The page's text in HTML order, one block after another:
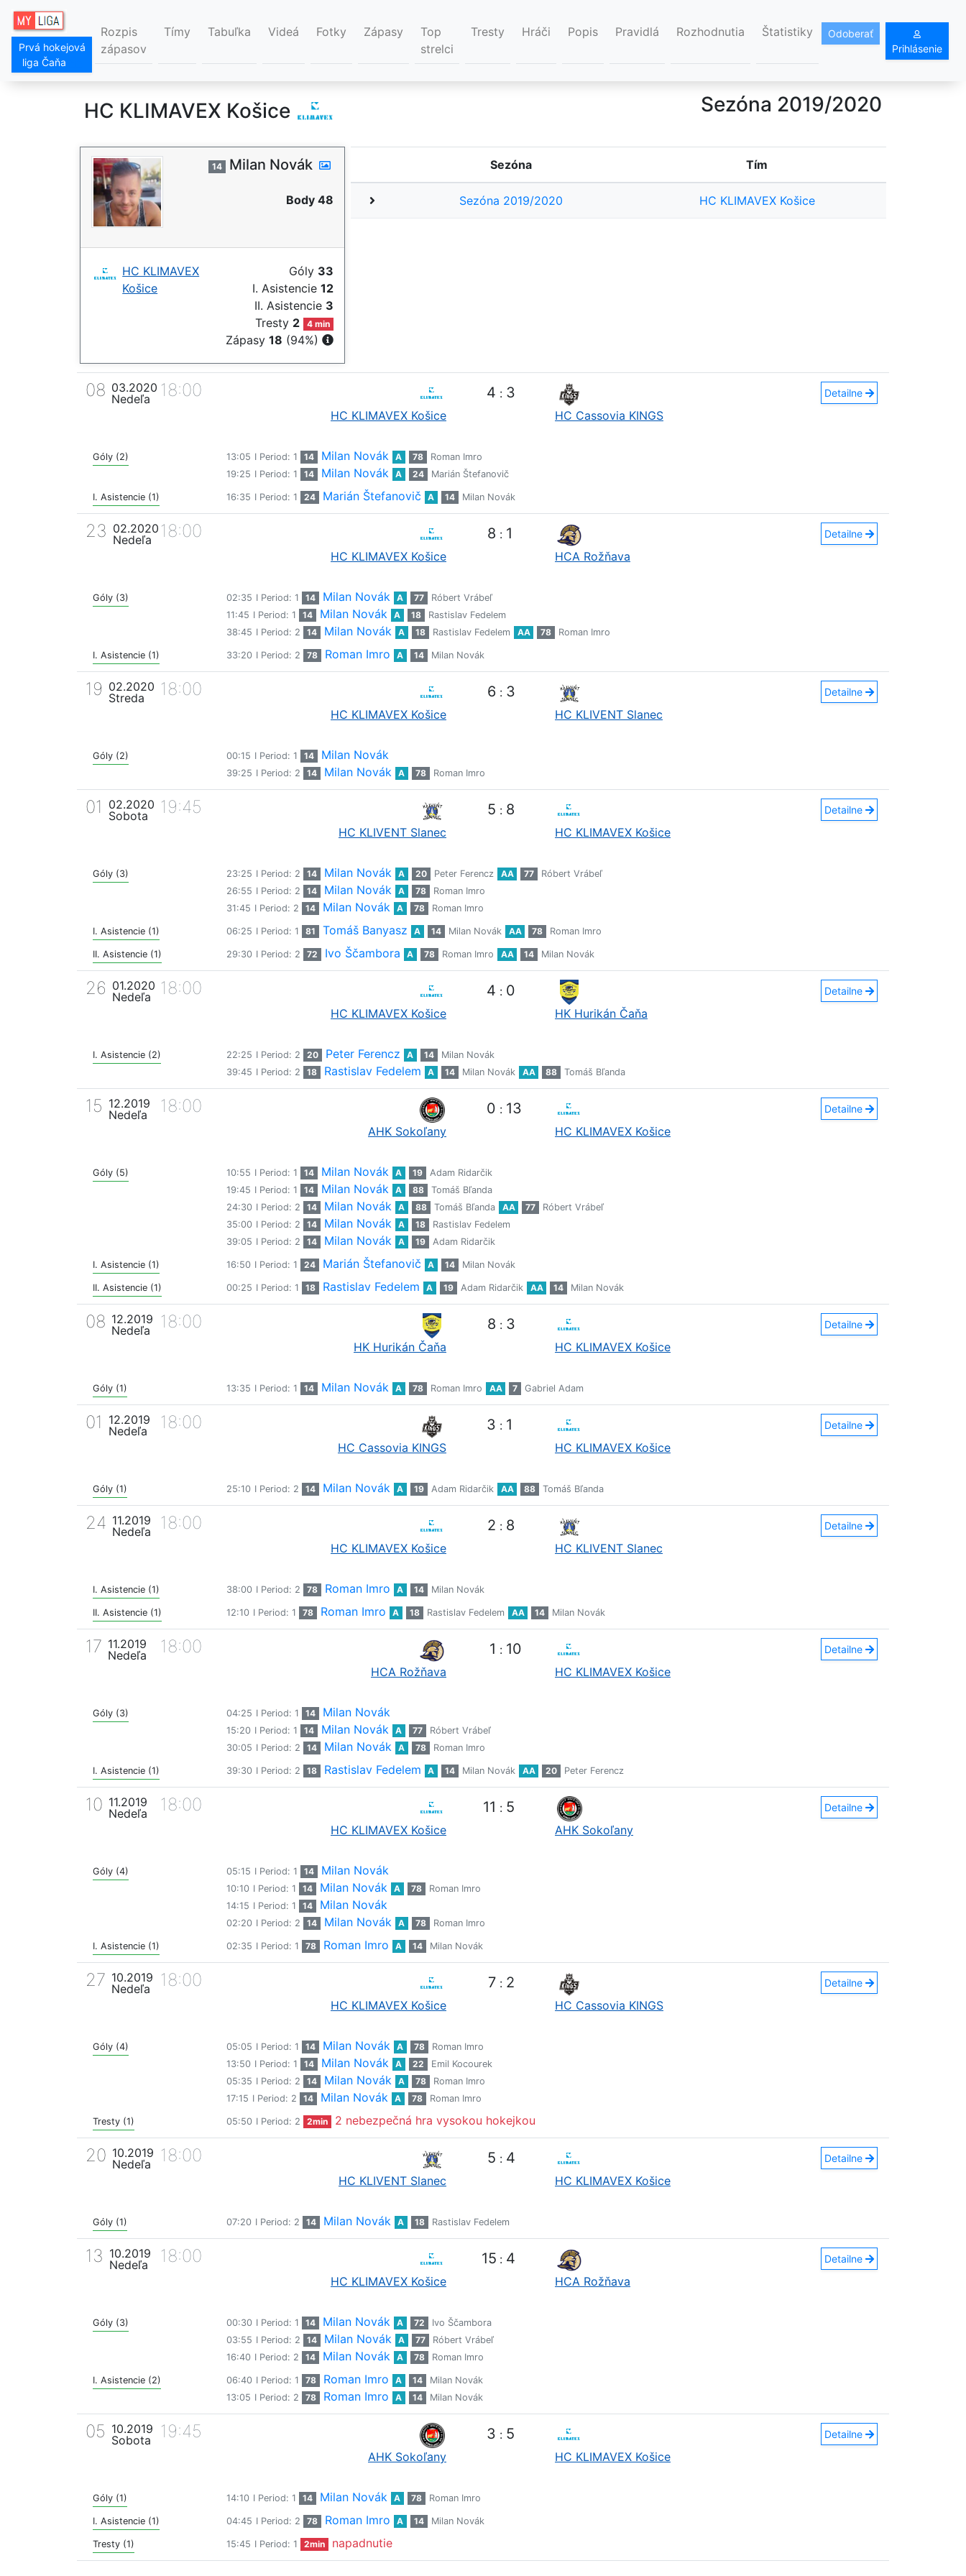
Prvá hokejová
liga Čaňa
Rozpis
zápasov
Tímy Tabuľka Videá Fotky Zápasy
Top
strelci
Tresty Hráči Popis Pravidlá Rozhodnutia Štatistiky
Odoberať
Prihlásenie
HC KLIMAVEX Košice Sezóna 2019/2020
14 Milan Novák
Body 48
HC KLIMAVEX
Košice
Góly 33
I. Asistencie 12
II. Asistencie 3
Tresty 2 4 min
Zápasy 18 (94%)
Sezóna Tím
Sezóna 2019/2020 HC KLIMAVEX Košice
08 03.2020
Nedeľa
18:00
HC KLIMAVEX Košice
4 : 3
HC Cassovia KINGS
Detailne
Góly (2) 13:05 I Period: 1 14 Milan Novák A 78
Roman Imro
19:25 I Period: 1 14 Milan Novák A 24 Marián Štefanovič
I. Asistencie (1) 16:35 I Period: 1 24 Marián Štefanovič A 14 Milan Novák
23 02.2020
Nedeľa
18:00
HC KLIMAVEX Košice
8 : 1
HCA Rožňava
Detailne
Góly (3) 02:35 I Period: 1 14 Milan Novák A 77
Róbert Vrábeľ
11:45 I Period: 1 14 Milan Novák A 18
Rastislav Fedelem
38:45 I Period: 2 14 Milan Novák A 18 Rastislav Fedelem AA 78 Roman Imro
I. Asistencie (1) 33:20 I Period: 2 78 Roman Imro A 14 Milan Novák
19 02.2020
Streda
18:00
HC KLIMAVEX Košice
6 : 3
HC KLIVENT Slanec
Detailne
Góly (2) 00:15 I Period: 1 14 Milan Novák
39:25 I Period: 2 14 Milan Novák A 78 Roman Imro
01
02.2020
Sobota
19:45
HC KLIVENT Slanec
5 : 8
HC KLIMAVEX Košice
Detailne
Góly (3) 23:25 I Period: 2 14 Milan Novák A 20 Peter Ferencz AA 77
Róbert Vrábeľ
26:55 I Period: 2 14 Milan Novák A 78
Roman Imro
31:45 I Period: 2 14 Milan Novák A 78 Roman Imro
I. Asistencie (1) 06:25 I Period: 1 81 Tomáš Banyasz A 14 Milan Novák AA 78 Roman Imro
II. Asistencie (1) 29:30 I Period: 2 72 Ivo Ščambora A 78 Roman Imro AA 14 Milan Novák
26 01.2020
Nedeľa
18:00
HC KLIMAVEX Košice
4 : 0
HK Hurikán Čaňa
Detailne
I. Asistencie (2) 22:25 I Period: 2 20 Peter Ferencz A 14
Milan Novák
39:45 I Period: 2 18 Rastislav Fedelem A 14 Milan Novák AA 88 Tomáš Bľanda
15 12.2019
Nedeľa
18:00
AHK Sokoľany
0 : 13
HC KLIMAVEX Košice
Detailne
Góly (5) 10:55 I Period: 1 14 Milan Novák A 19
Adam Ridarčik
19:45 I Period: 1 14 Milan Novák A 88
Tomáš Bľanda
24:30 I Period: 2 14 Milan Novák A 88 Tomáš Bľanda AA 77
Róbert Vrábeľ
35:00 I Period: 2 14 Milan Novák A 18
Rastislav Fedelem
39:05 I Period: 2 14 Milan Novák A 19 Adam Ridarčik
I. Asistencie (1) 16:50 I Period: 1 24 Marián Štefanovič A 14 Milan Novák
II. Asistencie (1) 00:25 I Period: 1 18 Rastislav Fedelem A 19 Adam Ridarčik AA 14 Milan Novák
08 12.2019
Nedeľa
18:00
HK Hurikán Čaňa
8 : 3
HC KLIMAVEX Košice
Detailne
Góly (1) 13:35 I Period: 1 14 Milan Novák A 78 Roman Imro AA 7 Gabriel Adam
01
12.2019
Nedeľa
18:00
HC Cassovia KINGS
3 : 1
HC KLIMAVEX Košice
Detailne
Góly (1) 25:10 I Period: 2 14 Milan Novák A 19 Adam Ridarčik AA 88 Tomáš Bľanda
24 11.2019
Nedeľa
18:00
HC KLIMAVEX Košice
2 : 8
HC KLIVENT Slanec
Detailne
I. Asistencie (1) 38:00 I Period: 2 78 Roman Imro A 14 Milan Novák
II. Asistencie (1) 12:10 I Period: 1 78 Roman Imro A 18 Rastislav Fedelem AA 14 Milan Novák
17 11.2019
Nedeľa
18:00
HCA Rožňava
1 : 10
HC KLIMAVEX Košice
Detailne
Góly (3) 04:25 I Period: 1 14 Milan Novák
15:20 I Period: 1 14 Milan Novák A 77
Róbert Vrábeľ
30:05 I Period: 2 14 Milan Novák A 78 Roman Imro
I. Asistencie (1) 39:30 I Period: 2 18 Rastislav Fedelem A 14 Milan Novák AA 20 Peter Ferencz
10 11.2019
Nedeľa
18:00
HC KLIMAVEX Košice
11 : 5
AHK Sokoľany
Detailne
Góly (4) 05:15 I Period: 1 14 Milan Novák
10:10 I Period: 1 14 Milan Novák A 78
Roman Imro
14:15 I Period: 1 14 Milan Novák
02:20 I Period: 2 14 Milan Novák A 78 Roman Imro
I. Asistencie (1) 02:35 I Period: 1 78 Roman Imro A 14 Milan Novák
27 10.2019
Nedeľa
18:00
HC KLIMAVEX Košice
7 : 2
HC Cassovia KINGS
Detailne
Góly (4) 05:05 I Period: 1 14 Milan Novák A 78
Roman Imro
13:50 I Period: 1 14 Milan Novák A 22
Emil Kocourek
05:35 I Period: 2 14 Milan Novák A 78
Roman Imro
17:15 I Period: 2 14 Milan Novák A 78 Roman Imro
Tresty (1) 05:50 I Period: 2 2min 2 nebezpečná hra vysokou hokejkou
20 10.2019
Nedeľa
18:00
HC KLIVENT Slanec
5 : 4
HC KLIMAVEX Košice
Detailne
Góly (1) 07:20 I Period: 2 14 Milan Novák A 18 Rastislav Fedelem
13 10.2019
Nedeľa
18:00
HC KLIMAVEX Košice
15 : 4
HCA Rožňava
Detailne
Góly (3) 00:30 I Period: 1 14 Milan Novák A 72
Ivo Ščambora
03:55 I Period: 2 14 Milan Novák A 77
Róbert Vrábeľ
16:40 I Period: 2 14 Milan Novák A 78 Roman Imro
I. Asistencie (2) 06:40 I Period: 1 78 Roman Imro A 14
Milan Novák
13:05 I Period: 2 78 Roman Imro A 14 Milan Novák
05 10.2019
Sobota
19:45
AHK Sokoľany
3 : 5
HC KLIMAVEX Košice
Detailne
Góly (1) 14:10 I Period: 1 14 Milan Novák A 78 Roman Imro
I. Asistencie (1) 04:45 I Period: 2 78 Roman Imro A 14 Milan Novák
Tresty (1) 15:45 I Period: 1 2min napadnutie